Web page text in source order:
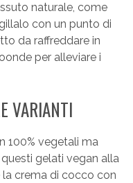
naturale, come
con un punto di
da raffreddare in
per alleviare i
VARIANTI
100% vegetali ma
gelati vegan alla
crema di cocco con